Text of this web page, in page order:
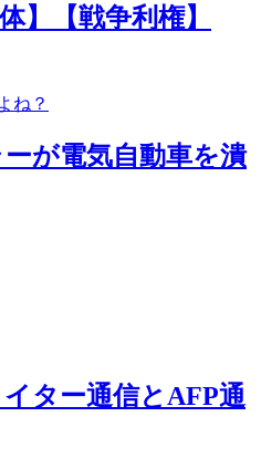
】【戦争利権】
が電気自動車を潰
ター通信とAFP通